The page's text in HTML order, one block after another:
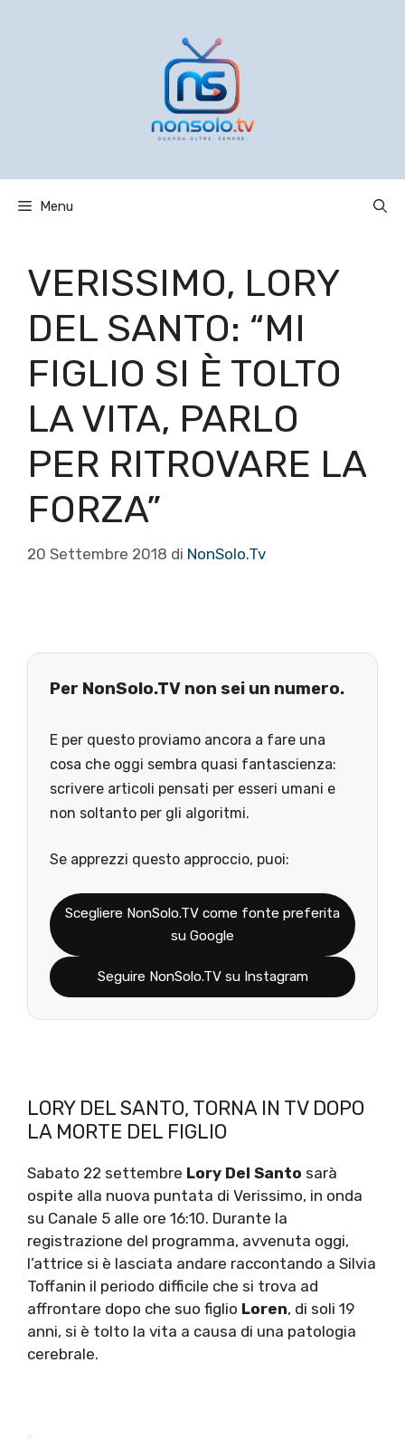
Menu
VERISSIMO, LORY
DEL SANTO: “MI
FIGLIO SI È TOLTO
LA VITA, PARLO
PER RITROVARE LA
FORZA”
20 Settembre 2018 di NonSolo.Tv
Per NonSolo.TV non sei un numero.
E per questo proviamo ancora a fare una
cosa che oggi sembra quasi fantascienza:
scrivere articoli pensati per esseri umani e
non soltanto per gli algoritmi.
Se apprezzi questo approccio, puoi:
Scegliere NonSolo.TV come fonte preferita
su Google
Seguire NonSolo.TV su Instagram
LORY DEL SANTO, TORNA IN TV DOPO
LA MORTE DEL FIGLIO
Sabato 22 settembre Lory Del Santo sarà
ospite alla nuova puntata di Verissimo, in onda
su Canale 5 alle ore 16:10. Durante la
registrazione del programma, avvenuta oggi,
l’attrice si è lasciata andare raccontando a Silvia
Toffanin il periodo difficile che si trova ad
affrontare dopo che suo figlio Loren, di soli 19
anni, si è tolto la vita a causa di una patologia
cerebrale.